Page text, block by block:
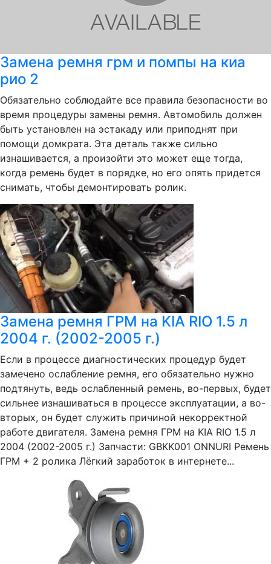
Замена ремня грм и помпы на киа
рио 2
Обязательно соблюдайте все правила безопасности во
время процедуры замены ремня. Автомобиль должен
быть установлен на эстакаду или приподнят при
помощи домкрата. Эта деталь также сильно
изнашивается, а произойти это может еще тогда,
когда ремень будет в порядке, но его опять придется
снимать, чтобы демонтировать ролик.
Замена ремня ГРМ на KIA RIO 1.5 л
2004 г. (2002-2005 г.)
Если в процессе диагностических процедур будет
замечено ослабление ремня, его обязательно нужно
подтянуть, ведь ослабленный ремень, во-первых, будет
сильнее изнашиваться в процессе эксплуатации, а во-
вторых, он будет служить причиной некорректной
работе двигателя. Замена ремня ГРМ на KIA RIO 1.5 л
2004 (2002-2005 г.) Запчасти: GBKK001 ONNURI Ремень
ГРМ + 2 ролика Лёгкий заработок в интернете...